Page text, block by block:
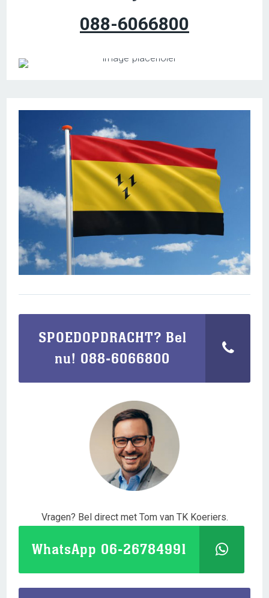
088-6066800
SPOEDOPDRACHT? Bel
nu! 088-6066800
Vragen? Bel direct met Tom van TK Koeriers.
WhatsApp 06-26784991